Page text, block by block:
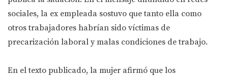
sociales, la ex empleada sostuvo que tanto ella como
otros trabajadores habrían sido víctimas de
precarización laboral y malas condiciones de trabajo.
En el texto publicado, la mujer afirmó que los